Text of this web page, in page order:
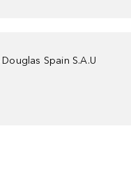
Douglas Spain S.A.U